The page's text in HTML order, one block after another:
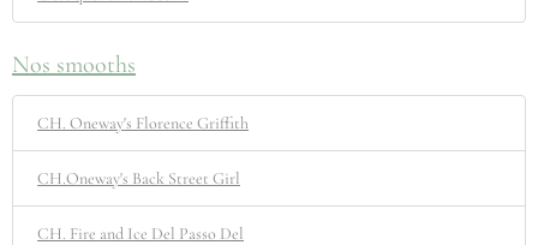
Nos smooths
CH. Oneway's Florence Griffith
CH.Oneway's Back Street Girl
CH. Fire and Ice Del Passo Del